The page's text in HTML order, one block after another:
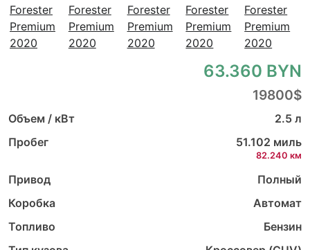
63.360 BYN
19800$
Объем / кВт
2.5 л
Пробег
51.102 миль
82.240 км
Привод
Полный
Коробка
Автомат
Топливо
Бензин